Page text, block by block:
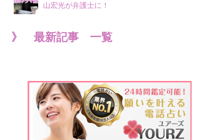
山宏光が弁護士に！
》 最新記事 一覧